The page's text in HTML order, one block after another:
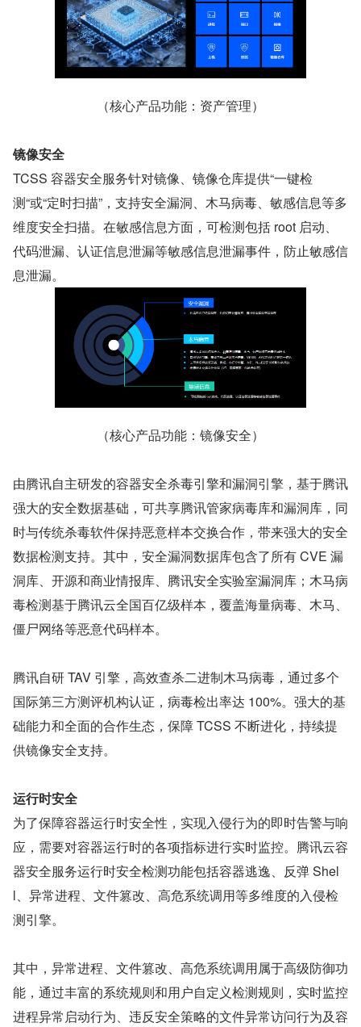
（核心产品功能：资产管理）
镜像安全
TCSS 容器安全服务针对镜像、镜像仓库提供“一键检
测“或“定时扫描”，支持安全漏洞、木马病毒、敏感信息等多
维度安全扫描。在敏感信息方面，可检测包括 root 启动、
代码泄漏、认证信息泄漏等敏感信息泄漏事件，防止敏感信
息泄漏。
（核心产品功能：镜像安全）
由腾讯自主研发的容器安全杀毒引擎和漏洞引擎，基于腾讯
强大的安全数据基础，可共享腾讯管家病毒库和漏洞库，同
时与传统杀毒软件保持恶意样本交换合作，带来强大的安全
数据检测支持。其中，安全漏洞数据库包含了所有 CVE 漏
洞库、开源和商业情报库、腾讯安全实验室漏洞库；木马病
毒检测基于腾讯云全国百亿级样本，覆盖海量病毒、木马、
僵尸网络等恶意代码样本。
腾讯自研 TAV 引擎，高效查杀二进制木马病毒，通过多个
国际第三方测评机构认证，病毒检出率达 100%。强大的基
础能力和全面的合作生态，保障 TCSS 不断进化，持续提
供镜像安全支持。
运行时安全
为了保障容器运行时安全性，实现入侵行为的即时告警与响
应，需要对容器运行时的各项指标进行实时监控。腾讯云容
器安全服务运行时安全检测功能包括容器逃逸、反弹 Shel
l、异常进程、文件篡改、高危系统调用等多维度的入侵检
测引擎。
其中，异常进程、文件篡改、高危系统调用属于高级防御功
能，通过丰富的系统规则和用户自定义检测规则，实时监控
进程异常启动行为、违反安全策略的文件异常访问行为及容